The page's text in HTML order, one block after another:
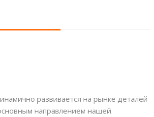
развивается на рынке деталей
направлением нашей